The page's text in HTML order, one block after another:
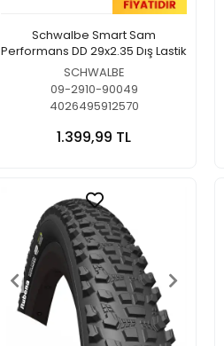
Schwalbe Smart Sam
Performans DD 29x2.35 Dış Lastik
SCHWALBE
09-2910-90049
4026495912570
1.399,99 TL